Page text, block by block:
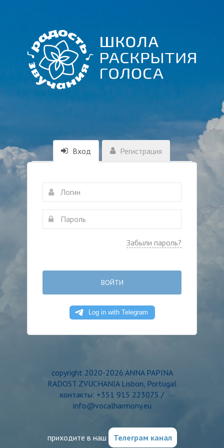
Вход Регистрация
Забыли пароль?
ВОЙТИ
copyright 2020-2026 ANNA PAPINA
RADOST ZVUCHANIA Lisbon, Portugal
контакты: +351 915 223075 /
info@vocalharmony.eu
приходите в наш Телеграм канал